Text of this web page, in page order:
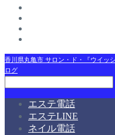
香川県丸亀市 サロン・ド・『ウイッ
ログ
エステ電話
エステLINE
ネイル電話